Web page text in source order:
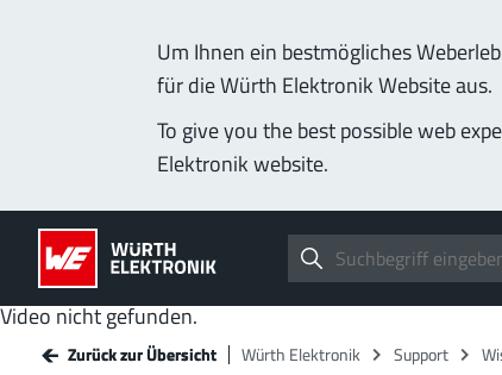
Um Ihnen ein bestmögliches
für die Würth Elektronik Website aus.
To give you the best possible web
Elektronik website.
Zurück zur Übersicht Würth Elektronik Support
Zurück zur Übersicht Würth Elektronik Support
Video nicht gefunden.